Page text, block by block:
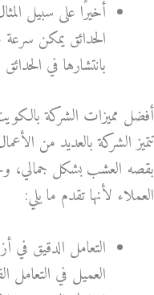
أخيرًا على سبيل
الحدائق يمكن
بانتشارها في
أفضل مميزات الشركة
تتميز الشركة بالعديد من
بقصه العشب بشكل جمالي،
العملاء لأنها تقدم ما يلي:
التعامل الدقيق في
العميل في التعامل